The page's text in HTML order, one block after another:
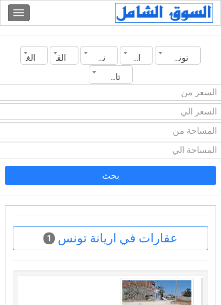
تونس اريانة نوع العقار القسم
الغرف
تاريخ الانشاء
بحث
عقارات في اريانة تونس 1